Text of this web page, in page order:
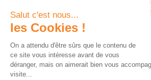
Salut c'est nous...
les Cookies !
On a attendu d'être sûrs que le contenu de
ce site vous intéresse avant de vous
déranger, mais on aimerait bien vous
visite...
CONTACT
+33 2 98 34 44 44
contact@brest-bs.com
International
E-Learning